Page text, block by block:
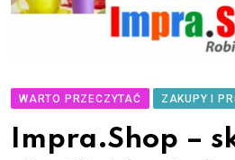
WARTO PRZECZYTAĆ ZAKUPY I
Impra.Shop –